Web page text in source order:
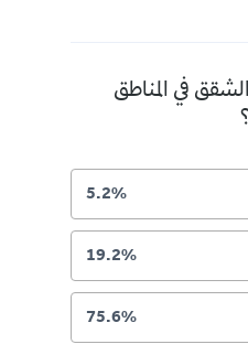
في المناطق
5.2%
19.2%
75.6%